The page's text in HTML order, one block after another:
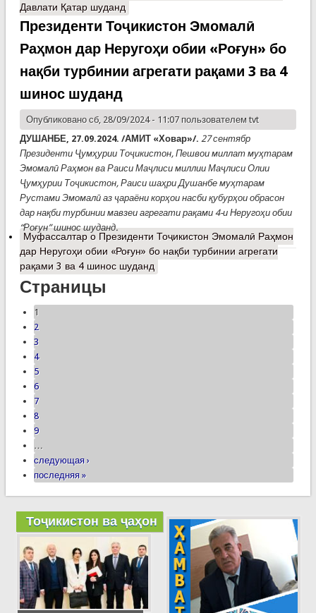
Давлати Қатар шуданд
Президенти Тоҷикистон Эмомалӣ
Раҳмон дар Неругоҳи обии «Роғун» бо
нақби турбинии агрегати рақами 3 ва 4
шинос шуданд
Опубликовано сб, 28/09/2024 - 11:07 пользователем tvt
ДУШАНБЕ, 27.09.2024. /АМИТ «Ховар»/. 27 сентябр
Президенти Ҷумҳурии Тоҷикистон, Пешвои миллат муҳтарам
Эмомалӣ Раҳмон ва Раиси Маҷлиси миллии Маҷлиси Олии
Ҷумҳурии Тоҷикистон, Раиси шаҳри Душанбе муҳтарам
Рустами Эмомалӣ аз ҷараёни корҳои насби қубурҳои обрасон
дар нақби турбинии мавзеи агрегати рақами 4-и Неругоҳи обии
“Роғун” шинос шуданд.
Муфассалтаро Президенти Тоҷикистон Эмомалӣ Раҳмон
дар Неругоҳи обии «Роғун» бо нақби турбинии агрегати
рақами 3 ва 4 шинос шуданд
Страницы
1
2
3
4
5
6
7
8
9
…
следующая ›
последняя »
Тоҷикистон ва ҷаҳон